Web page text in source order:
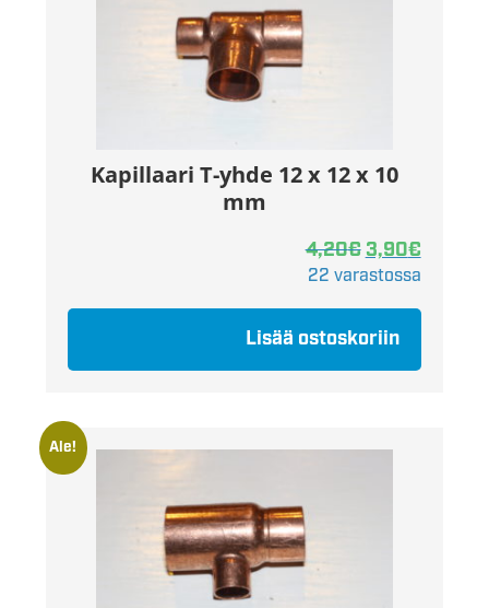
Kapillaari T-yhde 12 x 12 x 10
mm
4,20€3,90€
22 varastossa
Lisää ostoskoriin
Ale!